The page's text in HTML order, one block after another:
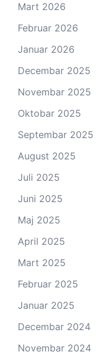
Mart 2026
Februar 2026
Januar 2026
Decembar 2025
Novembar 2025
Oktobar 2025
Septembar 2025
August 2025
Juli 2025
Juni 2025
Maj 2025
April 2025
Mart 2025
Februar 2025
Januar 2025
Decembar 2024
Novembar 2024